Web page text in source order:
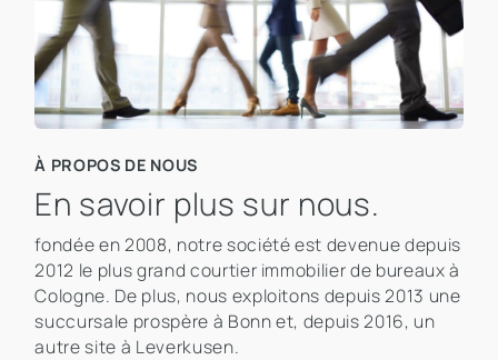
À PROPOS DE NOUS
En savoir plus sur nous.
fondée en 2008, notre société est devenue depuis
2012 le plus grand courtier immobilier de bureaux à
Cologne. De plus, nous exploitons depuis 2013 une
succursale prospère à Bonn et, depuis 2016, un
autre site à Leverkusen.